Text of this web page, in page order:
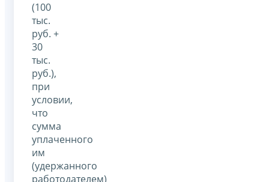
(100
тыс.
руб. +
30
тыс.
руб.),
при
условии,
что
сумма
уплаченного
им
(удержанного
работодателем)